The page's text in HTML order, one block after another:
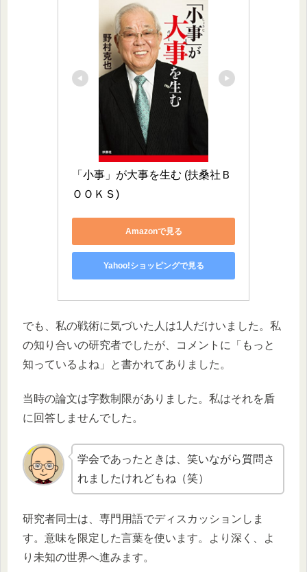
「小事」が大事を生む (扶桑社Ｂ
ＯＯＫＳ)
Amazonで見る
Yahoo!ショッピングで見る
でも、私の戦術に気づいた人は1人だけいました。私
の知り合いの研究者でしたが、コメントに「もっと
知っているよね」と書かれてありました。
当時の論文は字数制限がありました。私はそれを盾
に回答しませんでした。
学会であったときは、笑いながら質問さ
れましたけれどもね（笑）
研究者同士は、専門用語でディスカッションしま
す。意味を限定した言葉を使います。より深く、よ
り未知の世界へ進みます。